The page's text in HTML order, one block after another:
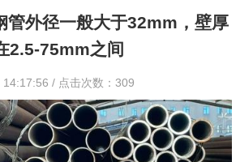
管外径一般大于32mm，壁厚
2.5-75mm之间
/ 点击次数：309